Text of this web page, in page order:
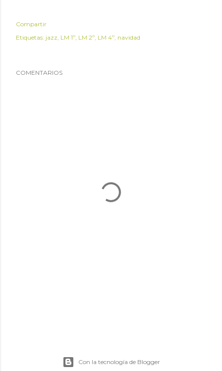
Compartir
Etiquetas: jazz LM 1º LM 2º LM 4º navidad
COMENTARIOS
Con la tecnología de Blogger